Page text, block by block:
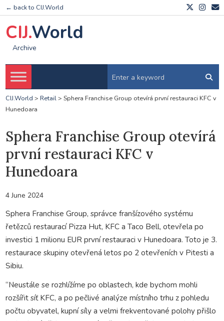
← back to CIJ.World
CIJ.World
Archive
CIJ.World > Retail> Sphera Franchise Group otevírá první restauraci KFC v
Hunedoara
Sphera Franchise Group otevírá
první restauraci KFC v
Hunedoara
4 June 2024
Sphera Franchise Group, správce franšízového systému
řetězců restaurací Pizza Hut, KFC a Taco Bell, otevřela po
investici 1 milionu EUR první restauraci v Hunedoara. Toto je 3.
restaurace skupiny otevřená letos po 2 otevřeních v Pitesti a
Sibiu.
“Neustále se rozhlížíme po oblastech, kde bychom mohli
rozšířit síť KFC, a po pečlivé analýze místního trhu z pohledu
počtu obyvatel, kupní síly a velmi frekventované polohy přišlo